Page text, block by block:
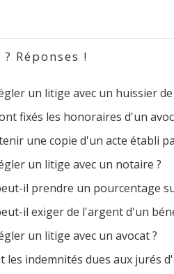
Réponses !
un litige avec un huissier
fixés les honoraires d'un
une copie d'un acte établi
un litige avec un notaire ?
il prendre un pourcentage
il exiger de l'argent d'un
un litige avec un avocat ?
les indemnités dues aux jurés